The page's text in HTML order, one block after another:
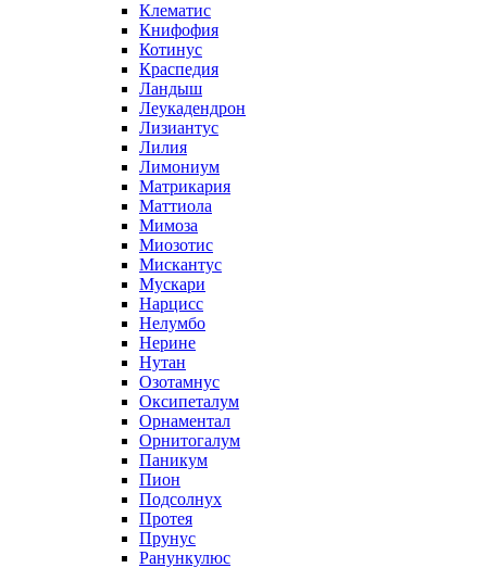
Клематис
Книфофия
Котинус
Краспедия
Ландыш
Леукадендрон
Лизиантус
Лилия
Лимониум
Матрикария
Маттиола
Мимоза
Миозотис
Мискантус
Мускари
Нарцисс
Нелумбо
Нерине
Нутан
Озотамнус
Оксипеталум
Орнаментал
Орнитогалум
Паникум
Пион
Подсолнух
Протея
Прунус
Ранункулюс